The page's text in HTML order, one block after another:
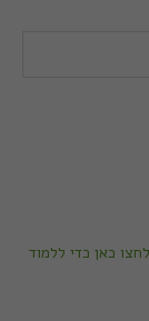
לחצו כאן כדי ללמוד